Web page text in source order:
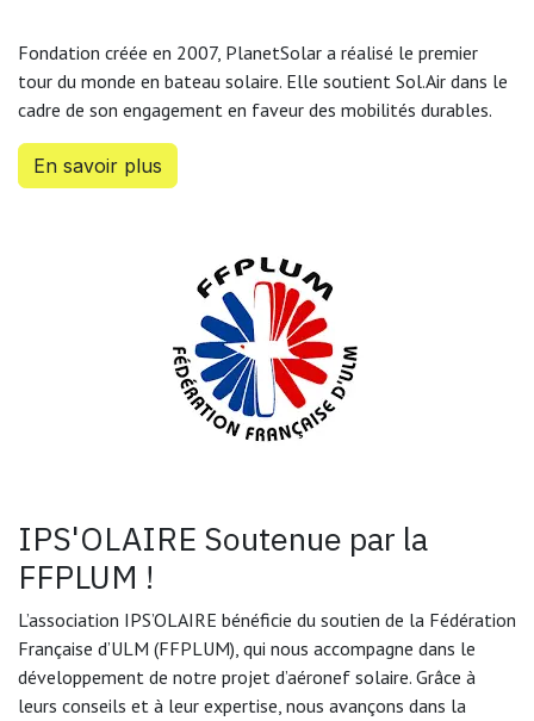
Fondation créée en 2007, PlanetSolar a réalisé le premier
tour du monde en bateau solaire. Elle soutient Sol.Air dans le
cadre de son engagement en faveur des mobilités durables.
En savoir plus
IPS'OLAIRE Soutenue par la
FFPLUM !
L’association IPS’OLAIRE bénéficie du soutien de la Fédération
Française d’ULM (FFPLUM), qui nous accompagne dans le
développement de notre projet d’aéronef solaire. Grâce à
leurs conseils et à leur expertise, nous avançons dans la